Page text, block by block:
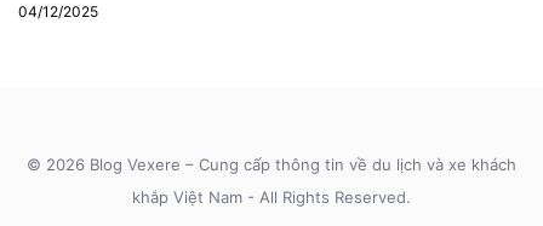
04/12/2025
© 2026 Blog Vexere – Cung cấp thông tin về du lịch và xe khách
khắp Việt Nam - All Rights Reserved.